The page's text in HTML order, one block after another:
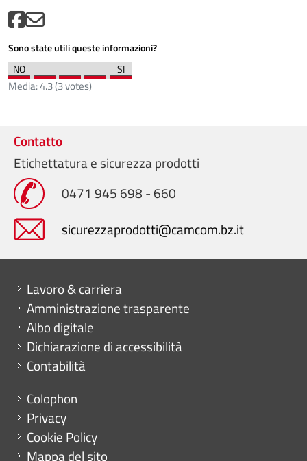
Sono state utili queste informazioni?
Media:4.3(3votes)
Contatto
Etichettatura e sicurezza prodotti
0471 945 698 - 660
sicurezzaprodotti@camcom.bz.it
Mini menu di servizio
Lavoro & carriera
Amministrazione trasparente
Albo digitale
Dichiarazione di accessibilità
Contabilità
Menu footer
Colophon
Privacy
Cookie Policy
Mappa del sito